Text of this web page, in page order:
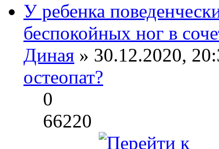
У ребенка
беспокойных ног в
Диная » 30.12.2020,
остеопат?
0
66220